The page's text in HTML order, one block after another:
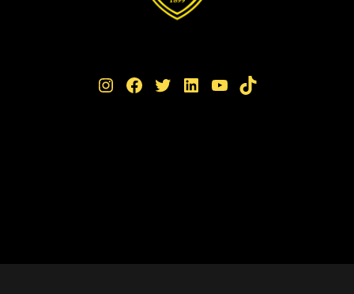
Instagram Facebook Twitter LinkedIn YouTube TikTok